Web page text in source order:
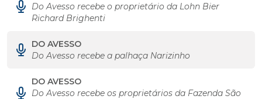
Do Avesso recebe o proprietário da Lohn Bier
Richard Brighenti
DO AVESSO
Do Avesso recebe a palhaça Narizinho
DO AVESSO
Do Avesso recebe os proprietários da Fazenda São